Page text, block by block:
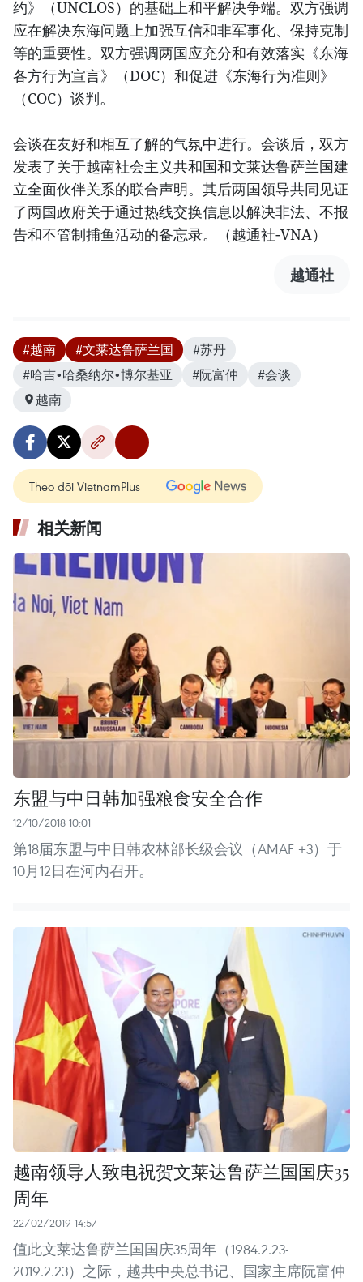
约》（UNCLOS）的基础上和平解决争端。双方强调
应在解决东海问题上加强互信和非军事化、保持克制
等的重要性。双方强调两国应充分和有效落实《东海
各方行为宣言》（DOC）和促进《东海行为准则》
（COC）谈判。
会谈在友好和相互了解的气氛中进行。会谈后，双方
发表了关于越南社会主义共和国和文莱达鲁萨兰国建
立全面伙伴关系的联合声明。其后两国领导共同见证
了两国政府关于通过热线交换信息以解决非法、不报
告和不管制捕鱼活动的备忘录。（越通社-VNA）
越通社
#越南 #文莱达鲁萨兰国
#苏丹
#哈吉•哈桑纳尔•博尔基亚
#阮富仲
#会谈
越南
Theo dõi VietnamPlus
相关新闻
东盟与中日韩加强粮食安全合作
12/10/2018 10:01
第18届东盟与中日韩农林部长级会议（AMAF +3）于
10月12日在河内召开。
越南领导人致电祝贺文莱达鲁萨兰国国庆35
周年
22/02/2019 14:57
值此文莱达鲁萨兰国国庆35周年（1984.2.23-
2019.2.23）之际，越共中央总书记、国家主席阮富仲